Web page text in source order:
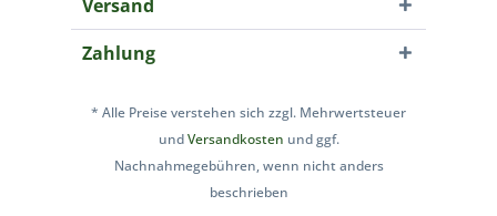
Versand
Zahlung
* Alle Preise verstehen sich zzgl. Mehrwertsteuer
undVersandkosten und ggf.
Nachnahmegebühren, wenn nicht anders
beschrieben